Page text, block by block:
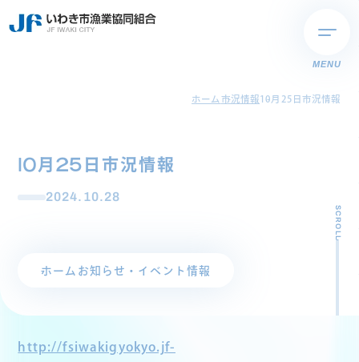
MENU
ホーム 市況情報10月25日市況情報
10月25日市況情報
2024.10.28
ホーム お知らせ・イベント情報
SCROLL
http://fsiwakigyokyo.jf-